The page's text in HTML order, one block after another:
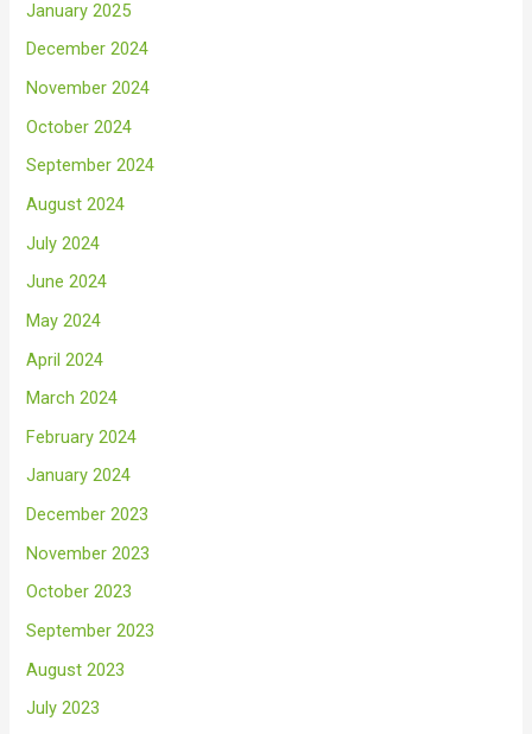
January 2025
December 2024
November 2024
October 2024
September 2024
August 2024
July 2024
June 2024
May 2024
April 2024
March 2024
February 2024
January 2024
December 2023
November 2023
October 2023
September 2023
August 2023
July 2023